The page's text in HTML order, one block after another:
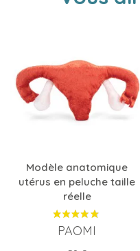
Modèle anatomique
utérus en peluche taille
réelle
PAOMI